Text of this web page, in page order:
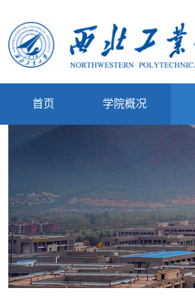
首页 学院概况